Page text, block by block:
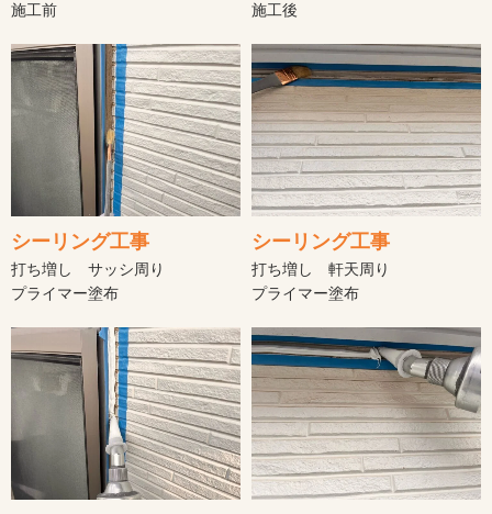
施工前
施工後
シーリング工事
打ち増し サッシ周り
プライマー塗布
シーリング工事
打ち増し 軒天周り
プライマー塗布